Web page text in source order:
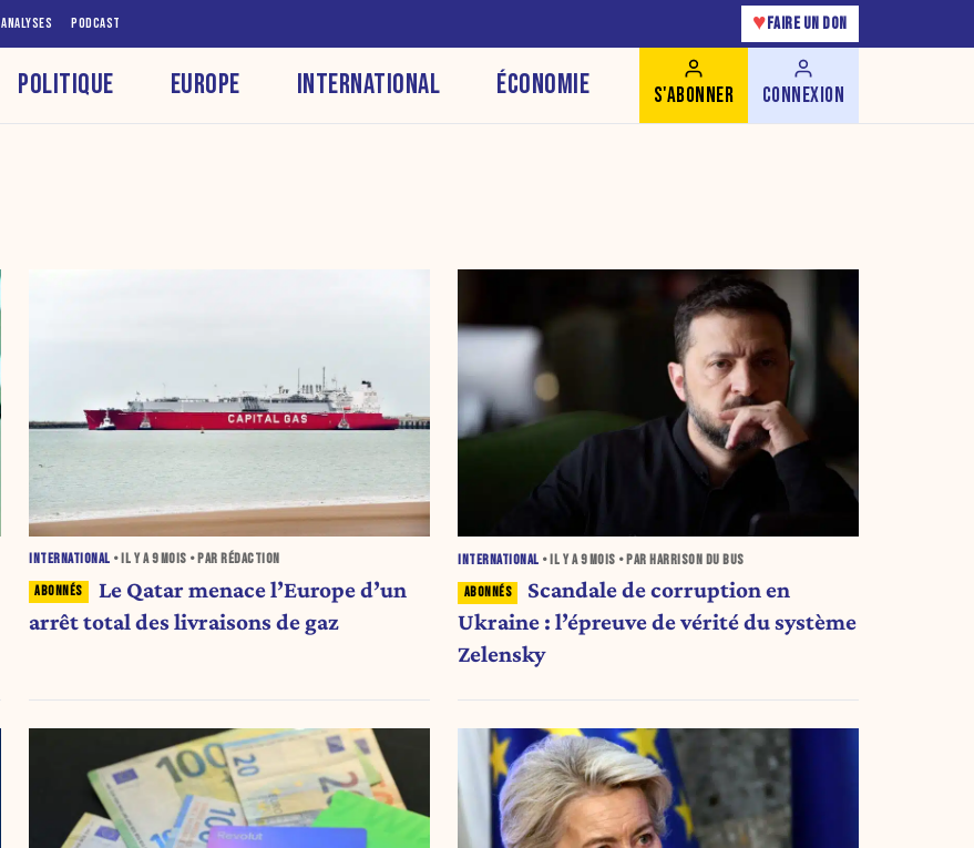
ANALYSES PODCAST ♥ FAIRE UN DON
POLITIQUE EUROPE INTERNATIONAL ÉCONOMIE S'ABONNER CONNEXION
INTERNATIONAL • IL Y A9 MOIS • PAR RÉDACTION
Le Qatar menace l’Europe d’un
arrêt total des livraisons de gaz
INTERNATIONAL • IL Y A9 MOIS • PAR HARRISON DU BUS
Scandale de corruption en
Ukraine : l’épreuve de vérité du système
Zelensky